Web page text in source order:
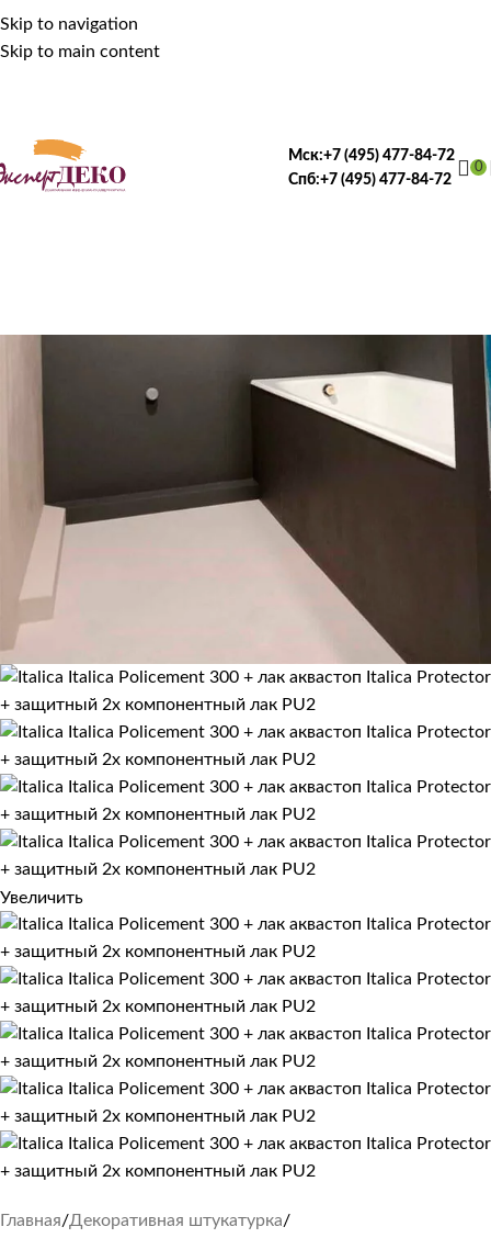
Skip to navigation
Skip to main content
Мск:+7 (495) 477-84-72
Спб:+7 (495) 477-84-72
0
Увеличить
Главная Декоративная штукатурка